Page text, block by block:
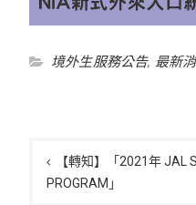
境外生服務公告, 最新
章
導
【轉知】「2021年 JAL
PROGRAM」